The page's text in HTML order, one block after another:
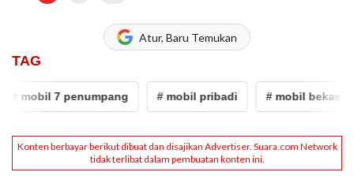
Atur, Baru Temukan
TAG
mobil 7 penumpang # mobil pribadi # mobil bekas